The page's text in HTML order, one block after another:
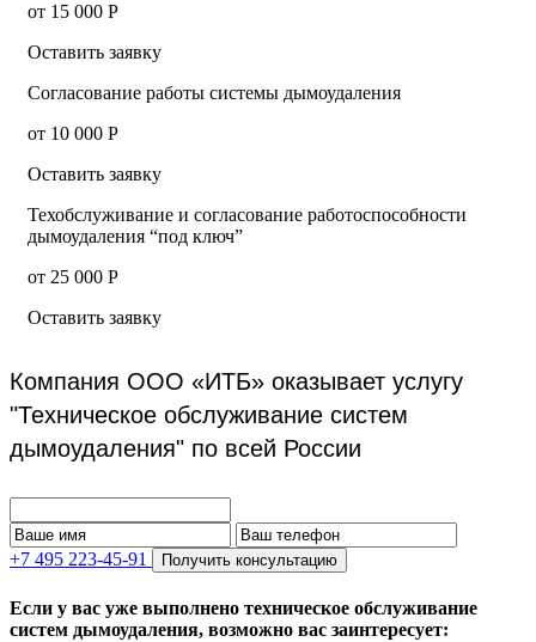
от 15 000 Р
Оставить заявку
Согласование работы системы дымоудаления
от 10 000 Р
Оставить заявку
Техобслуживание и согласование работоспособности
дымоудаления “под ключ”
от 25 000 Р
Оставить заявку
Компания ООО «ИТБ» оказывает услугу
"Техническое обслуживание систем
дымоудаления" по всей России
+7 495 223-45-91 Получить консультацию
Если у вас уже выполнено техническое обслуживание
систем дымоудаления, возможно вас заинтересует: